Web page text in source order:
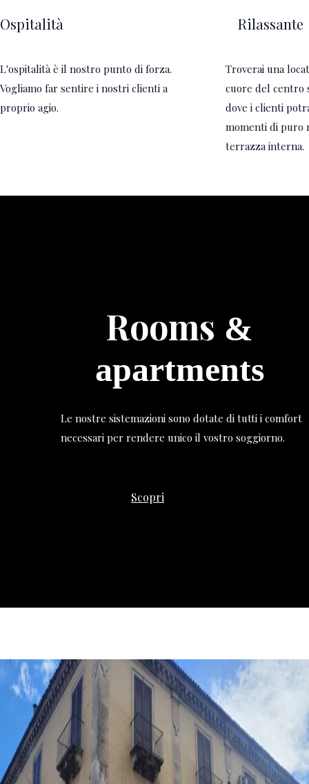
Ospitalità Rilassante
L'ospitalità è il nostro punto di forza.
Vogliamo far sentire i nostri clienti a
proprio agio.
Troverai una
cuore del centro
dove i clienti
momenti di puro
terrazza interna.
Rooms &
apartments
Le nostre sistemazioni sono dotate di tutti i comfort
necessari per rendere unico il vostro soggiorno.
Scopri